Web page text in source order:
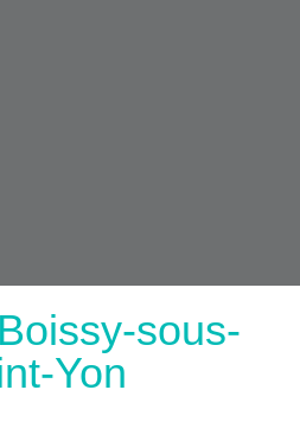
sous-
Yon